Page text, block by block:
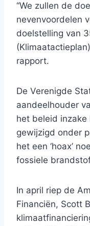
“We zullen de
nevenvoordelen
doelstelling van
rapport.
De Verenigde
aandeelhouder
het beleid
gewijzigd onder
het een ‘hoax’
fossiele
In april riep de
Financiën, Scott